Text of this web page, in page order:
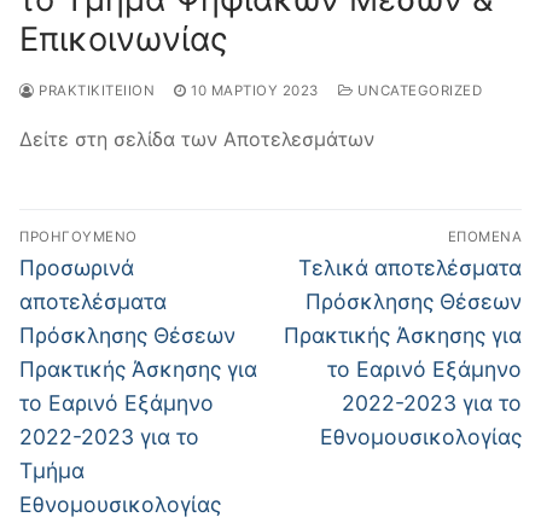
Επικοινωνίας
PRAKTIKITEIION 10 ΜΑΡΤΊΟΥ 2023 UNCATEGORIZED
Δείτε στη σελίδα των Αποτελεσμάτων
Πλοήγηση
άρθρων
ΠΡΟΗΓΟΎΜΕΝΟ
Προηγούμενο
άρθρο:
Προσωρινά
αποτελέσματα
Πρόσκλησης Θέσεων
Πρακτικής Άσκησης για
το Εαρινό Εξάμηνο
2022-2023 για το
Τμήμα
Εθνομουσικολογίας
ΕΠΌΜΕΝΑ
Επόμενο
άρθρο:
Τελικά αποτελέσματα
Πρόσκλησης Θέσεων
Πρακτικής Άσκησης για
το Εαρινό Εξάμηνο
2022-2023 για το
Εθνομουσικολογίας